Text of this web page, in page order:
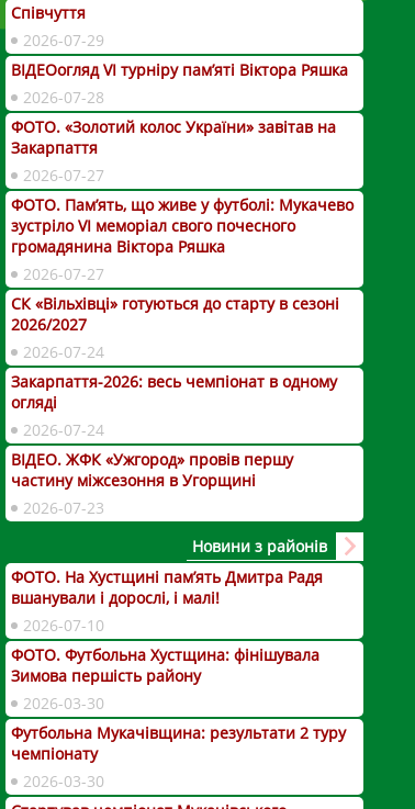
Співчуття
2026-07-29
ВІДЕОогляд VІ турніру пам’яті Віктора Ряшка
2026-07-28
ФОТО. «Золотий колос України» завітав на
Закарпаття
2026-07-27
ФОТО. Пам’ять, що живе у футболі: Мукачево
зустріло VI меморіал свого почесного
громадянина Віктора Ряшка
2026-07-27
СК «Вільхівці» готуються до старту в сезоні
2026/2027
2026-07-24
Закарпаття-2026: весь чемпіонат в одному
огляді
2026-07-24
ВІДЕО. ЖФК «Ужгород» провів першу
частину міжсезоння в Угорщині
2026-07-23
Новини з районів
ФОТО. На Хустщині пам’ять Дмитра Радя
вшанували і дорослі, і малі!
2026-07-10
ФОТО. Футбольна Хустщина: фінішувала
Зимова першість району
2026-03-30
Футбольна Мукачівщина: результати 2 туру
чемпіонату
2026-03-30